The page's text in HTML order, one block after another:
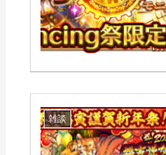
雑談